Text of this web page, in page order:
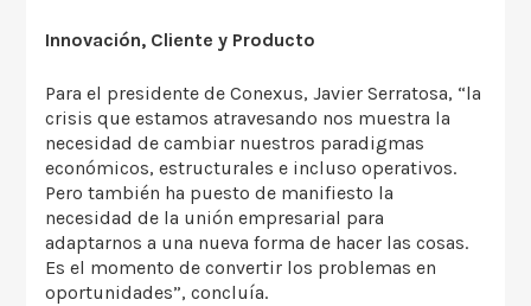
Innovación, Cliente y Producto
Para el presidente de Conexus, Javier Serratosa, “la
crisis que estamos atravesando nos muestra la
necesidad de cambiar nuestros paradigmas
económicos, estructurales e incluso operativos.
Pero también ha puesto de manifiesto la
necesidad de la unión empresarial para
adaptarnos a una nueva forma de hacer las cosas.
Es el momento de convertir los problemas en
oportunidades”, concluía.